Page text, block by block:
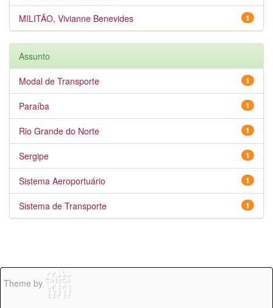
1
MILITÃO, Vivianne Benevides
Assunto
1
Modal de Transporte
1
Paraíba
1
Rio Grande do Norte
1
Sergipe
1
Sistema Aeroportuário
1
Sistema de Transporte
Theme by